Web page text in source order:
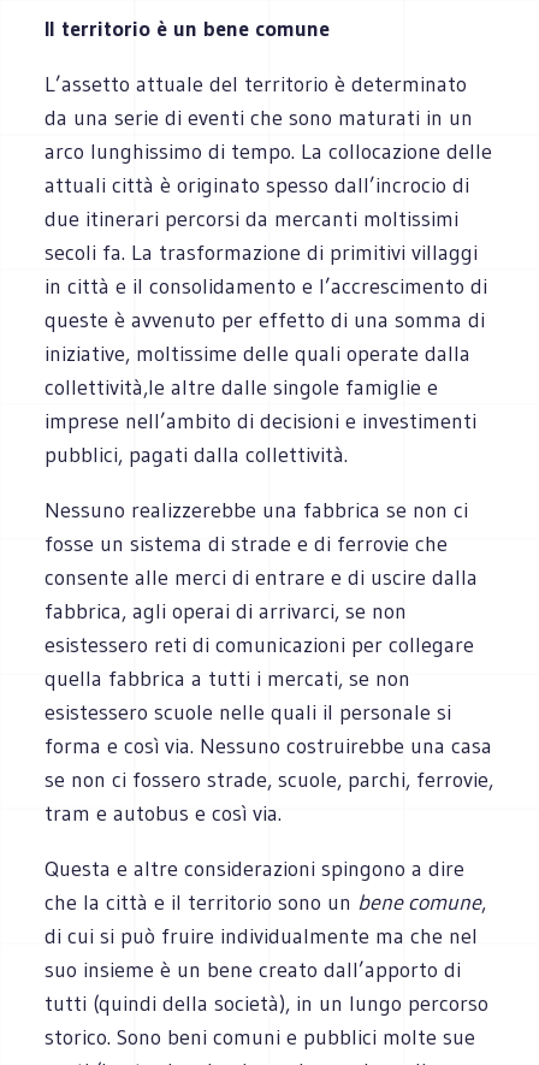
Il territorio è un bene comune
L’assetto attuale del territorio è determinato
da una serie di eventi che sono maturati in un
arco lunghissimo di tempo. La collocazione delle
attuali città è originato spesso dall’incrocio di
due itinerari percorsi da mercanti moltissimi
secoli fa. La trasformazione di primitivi villaggi
in città e il consolidamento e l’accrescimento di
queste è avvenuto per effetto di una somma di
iniziative, moltissime delle quali operate dalla
collettività,le altre dalle singole famiglie e
imprese nell’ambito di decisioni e investimenti
pubblici, pagati dalla collettività.
Nessuno realizzerebbe una fabbrica se non ci
fosse un sistema di strade e di ferrovie che
consente alle merci di entrare e di uscire dalla
fabbrica, agli operai di arrivarci, se non
esistessero reti di comunicazioni per collegare
quella fabbrica a tutti i mercati, se non
esistessero scuole nelle quali il personale si
forma e così via. Nessuno costruirebbe una casa
se non ci fossero strade, scuole, parchi, ferrovie,
tram e autobus e così via.
Questa e altre considerazioni spingono a dire
che la città e il territorio sono un bene comune,
di cui si può fruire individualmente ma che nel
suo insieme è un bene creato dall’apporto di
tutti (quindi della società), in un lungo percorso
storico. Sono beni comuni e pubblici molte sue